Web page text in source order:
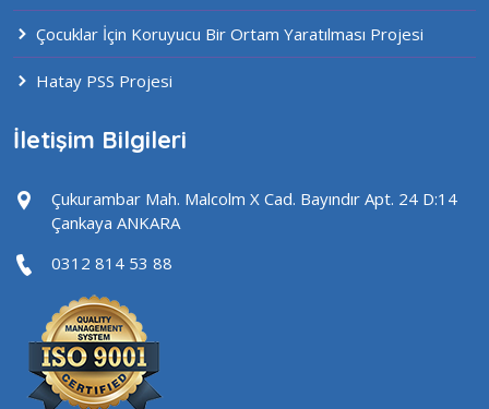
Çocuklar İçin Koruyucu Bir Ortam Yaratılması Projesi
Hatay PSS Projesi
İletişim Bilgileri
Çukurambar Mah. Malcolm X Cad. Bayındır Apt. 24 D:14
Çankaya ANKARA
0312 814 53 88